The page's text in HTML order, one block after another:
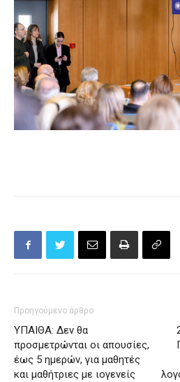
Προηγούμενο άρθρο
ΥΠΑΙΘΑ: Δεν θα
προσμετρώνται οι απουσίες,
έως 5 ημερών, για μαθητές
και μαθήτριες με ιογενείς